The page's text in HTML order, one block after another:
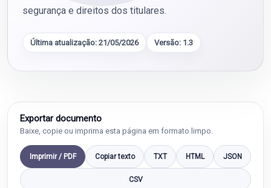
segurança e direitos dos titulares.
Última atualização: 21/05/2026 Versão: 1.3
Exportar documento
Baixe, copie ou imprima esta página em formato limpo.
Imprimir / PDF Copiar texto TXT HTML JSON
CSV